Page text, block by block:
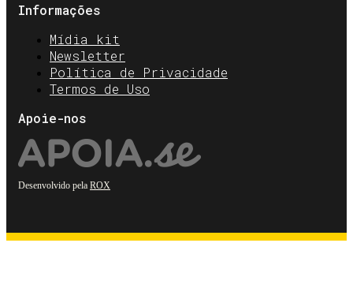
Informações
Mídia kit
Newsletter
Política de Privacidade
Termos de Uso
Apoie-nos
Desenvolvido pela ROX